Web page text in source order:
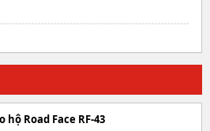
hộ Road Face RF-43